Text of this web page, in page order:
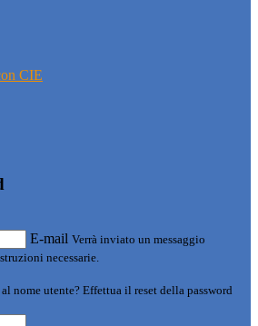
CIE
E-mail Verrà inviato un messaggio
necessarie.
nome utente? Effettua il reset della password